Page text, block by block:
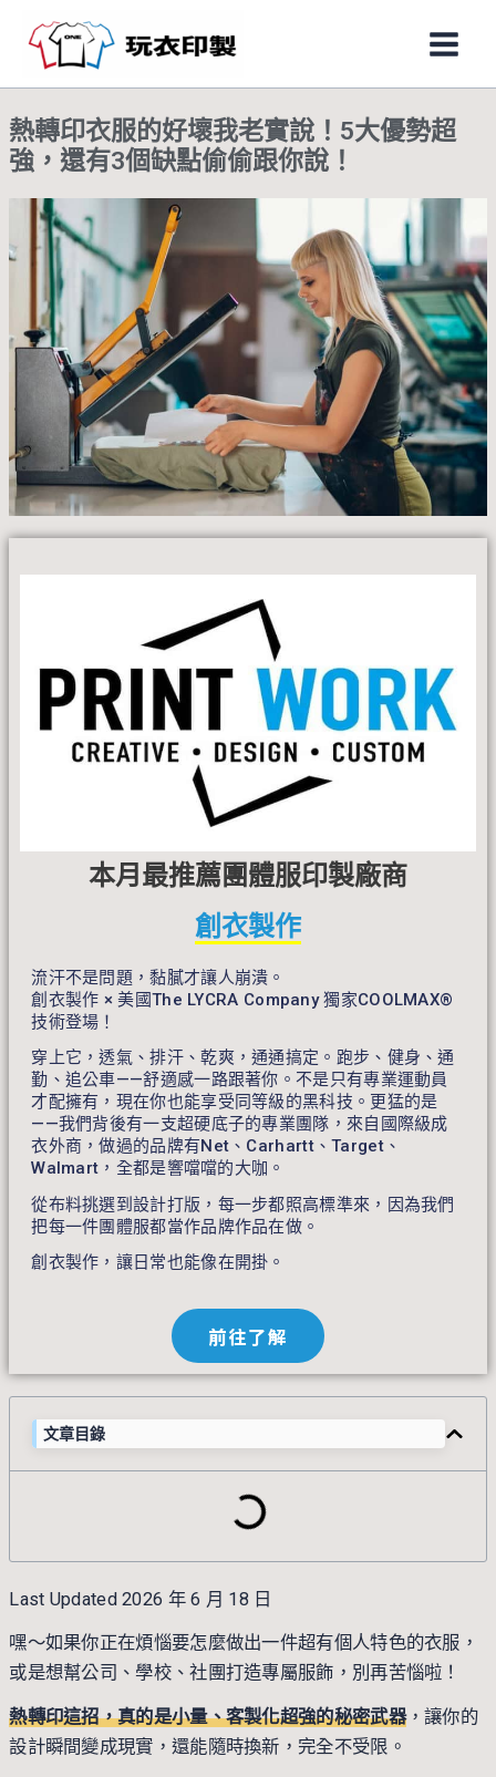
內
容
Main
熱轉印衣服的好壞我老實說！5大優勢超
強，還有3個缺點偷偷跟你說！
本月最推薦團體服印製廠商
創衣製作
流汗不是問題，黏膩才讓人崩潰。
創衣製作 × 美國The LYCRA Company 獨家COOLMAX®
技術登場！
穿上它，透氣、排汗、乾爽，通通搞定。跑步、健身、通
勤、追公車——舒適感一路跟著你。不是只有專業運動員
才配擁有，現在你也能享受同等級的黑科技。更猛的是
——我們背後有一支超硬底子的專業團隊，來自國際級成
衣外商，做過的品牌有Net、Carhartt、Target、
Walmart，全都是響噹噹的大咖。
從布料挑選到設計打版，每一步都照高標準來，因為我們
把每一件團體服都當作品牌作品在做。
創衣製作，讓日常也能像在開掛。
前往了解
文章目錄
Last Updated 2026 年 6 月 18 日
嘿～如果你正在煩惱要怎麼做出一件超有個人特色的衣服，
或是想幫公司、學校、社團打造專屬服飾，別再苦惱啦！
熱轉印這招，真的是小量、客製化超強的秘密武器，讓你的
設計瞬間變成現實，還能隨時換新，完全不受限。